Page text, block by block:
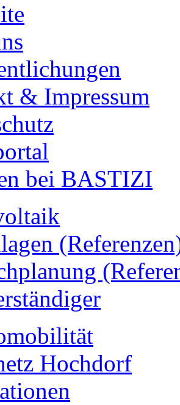
& Impressum
bei BASTIZI
Hochdorf